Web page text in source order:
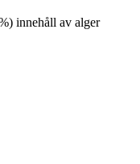
innehåll av alger